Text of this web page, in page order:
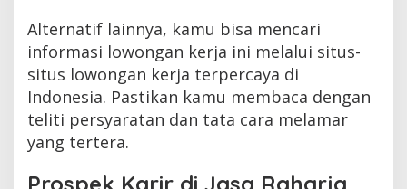
Alternatif lainnya, kamu bisa mencari
informasi lowongan kerja ini melalui situs-
situs lowongan kerja terpercaya di
Indonesia. Pastikan kamu membaca dengan
teliti persyaratan dan tata cara melamar
yang tertera.
Prospek Karir di Jasa Raharja